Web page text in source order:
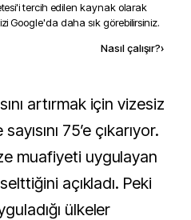
'i tercih edilen kaynak olarak
Google'da daha sık görebilirsiniz.
Nasıl çalışır?›
75’e çıkarıyor.
muafiyeti uygulayan
açıkladı. Peki
ülkeler